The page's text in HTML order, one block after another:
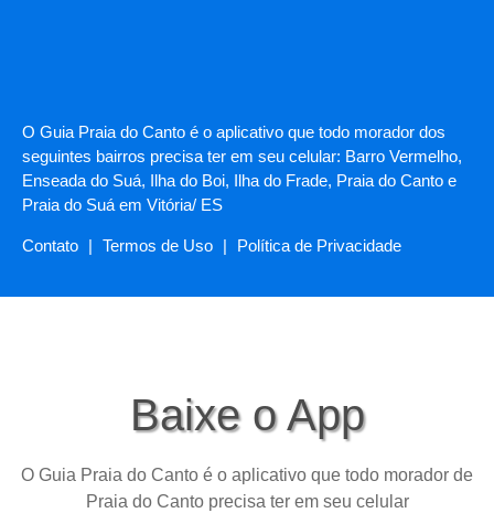
O Guia Praia do Canto é o aplicativo que todo morador dos
seguintes bairros precisa ter em seu celular: Barro Vermelho,
Enseada do Suá, Ilha do Boi, Ilha do Frade, Praia do Canto e
Praia do Suá em Vitória/ ES
Contato | Termos de Uso | Política de Privacidade
Baixe o App
O Guia Praia do Canto é o aplicativo que todo morador de
Praia do Canto precisa ter em seu celular